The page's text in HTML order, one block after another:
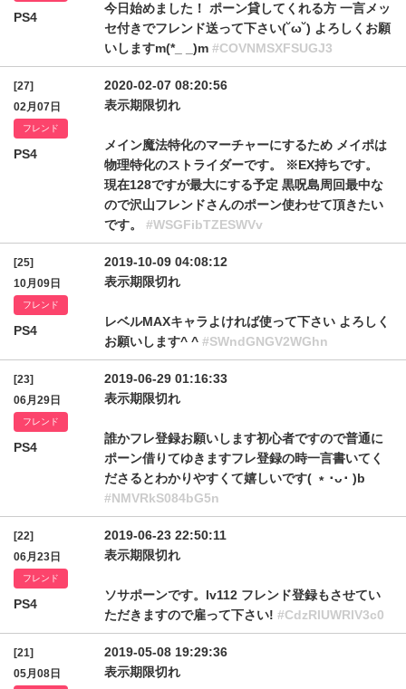
PS4
今日始めました！ ポーン貸してくれる方 一言メッ
セ付きでフレンド送って下さい(˘ω˘) よろしくお願
いしますm(*_ _)m #COVNMSXFSUGJ3
[27]
02月07日
フレンド
PS4
2020-02-07 08:20:56
表示期限切れ
メイン魔法特化のマーチャーにするため メイポは
物理特化のストライダーです。 ※EX持ちです。
現在128ですが最大にする予定 黒呪島周回最中な
ので沢山フレンドさんのポーン使わせて頂きたい
です。 #WSGFibTZESWVv
[25]
10月09日
フレンド
PS4
2019-10-09 04:08:12
表示期限切れ
レベルMAXキャラよければ使って下さい よろしく
お願いします^ ^ #SWndGNGV2WGhn
[23]
06月29日
フレンド
PS4
2019-06-29 01:16:33
表示期限切れ
誰かフレ登録お願いします初心者ですので普通に
ポーン借りてゆきますフレ登録の時一言書いてく
ださるとわかりやすくて嬉しいです( ﹡･ᴗ･ )b
#NMVRkS084bG5n
[22]
06月23日
フレンド
PS4
2019-06-23 22:50:11
表示期限切れ
ソサポーンです。lv112 フレンド登録もさせてい
ただきますので雇って下さい! #CdzRIUWRlV3c0
[21]
05月08日
2019-05-08 19:29:36
表示期限切れ